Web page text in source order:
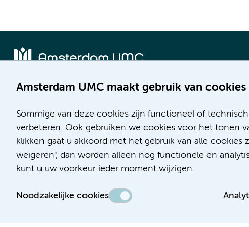
Amsterdam UMC maakt gebruik van cookies
Sommige van deze cookies zijn functioneel of
verbeteren. Ook gebruiken we cookies voor het tonen
klikken gaat u akkoord met het gebruik van alle cookies
weigeren", dan worden alleen nog functionele en
kunt u uw voorkeur ieder moment wijzigen.
Noodzakelijke cookies
Meibergdreef 9
1105 AZ Amsterdam
Telefoon:
(020) 566 9111
Route en parkeren
De Boelelaan 1117
1081 HV Amsterdam
(020) 444 4444
Route en parkeren